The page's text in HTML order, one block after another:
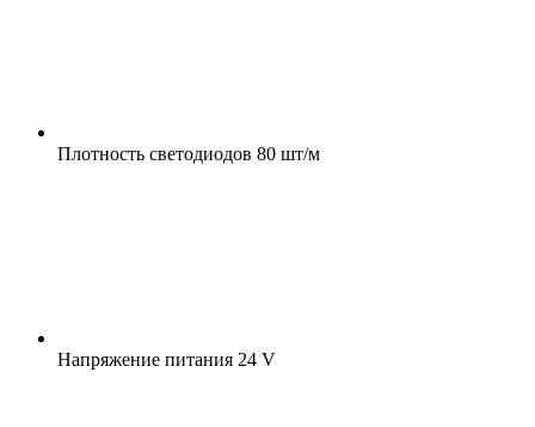
Плотность светодиодов 80 шт/м
Напряжение питания 24 V